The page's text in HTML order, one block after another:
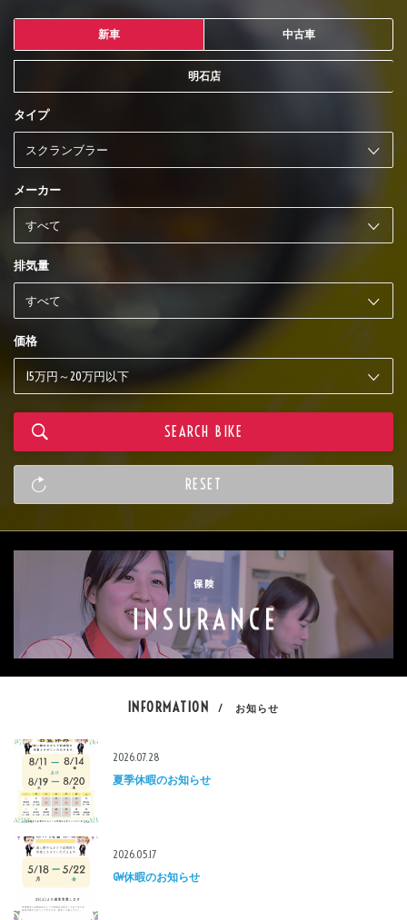
新車 中古車
明石店
タイプ
メーカー
排気量
価格
INFORMATION / お知らせ
2026.07.28
夏季休暇のお知らせ
2026.05.17
GW休暇のお知らせ